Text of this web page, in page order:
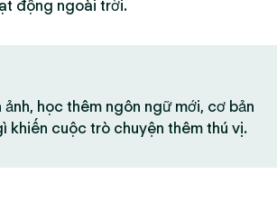
động ngoài trời.
ảnh, học thêm ngôn ngữ mới, cơ bản
khiến cuộc trò chuyện thêm thú vị.